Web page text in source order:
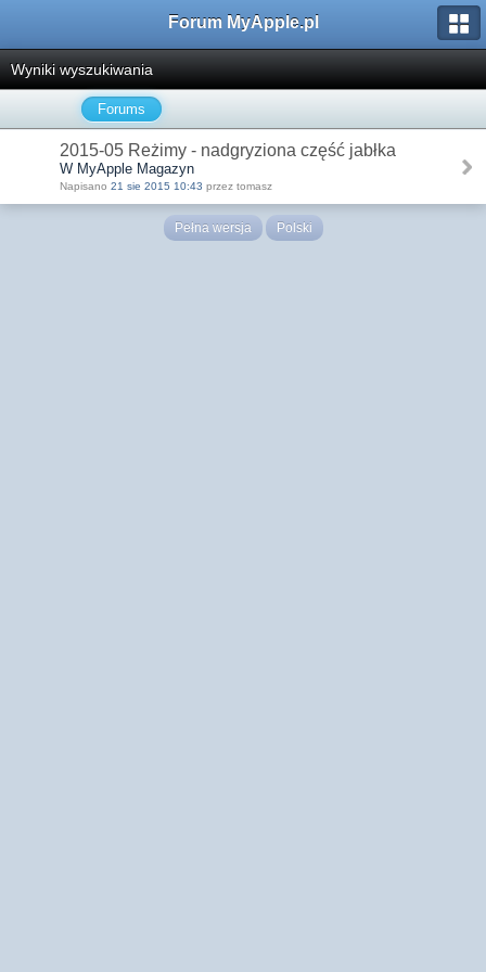
Forum MyApple.pl
Wyniki wyszukiwania
Forums
2015-05 Reżimy - nadgryziona część jabłka
W MyApple Magazyn
Napisano 21 sie 2015 10:43 przez tomasz
Pełna wersja Polski